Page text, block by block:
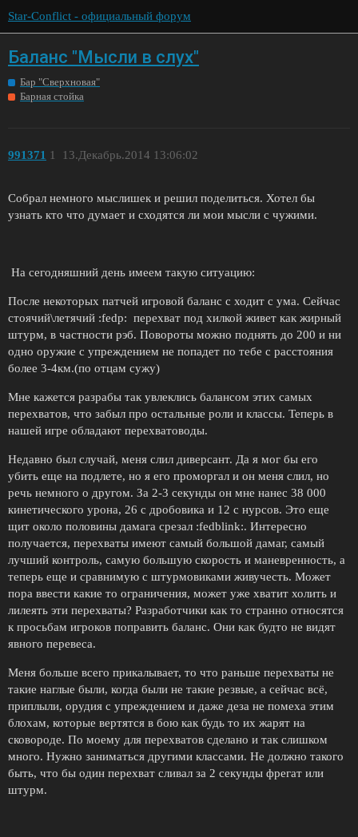
Star-Conflict - официальный форум
Баланс "Мысли в слух"
Бар "Сверхновая"
Барная стойка
991371 13.Декабрь.2014 13:06:02
1
Собрал немного мыслишек и решил поделиться. Хотел бы
узнать кто что думает и сходятся ли мои мысли с чужими.
На сегодняшний день имеем такую ситуацию:
После некоторых патчей игровой баланс с ходит с ума. Сейчас
стоячий\летячий :fedp: перехват под хилкой живет как жирный
штурм, в частности рэб. Повороты можно поднять до 200 и ни
одно оружие с упреждением не попадет по тебе с расстояния
более 3-4км.(по отцам сужу)
Мне кажется разрабы так увлеклись балансом этих самых
перехватов, что забыл про остальные роли и классы. Теперь в
нашей игре обладают перехватоводы.
Недавно был случай, меня слил диверсант. Да я мог бы его
убить еще на подлете, но я его проморгал и он меня слил, но
речь немного о другом. За 2-3 секунды он мне нанес 38 000
кинетического урона, 26 с дробовика и 12 с нурсов. Это еще
щит около половины дамага срезал :fedblink:. Интересно
получается, перехваты имеют самый большой дамаг, самый
лучший контроль, самую большую скорость и маневренность, а
теперь еще и сравнимую с штурмовиками живучесть. Может
пора ввести какие то ограничения, может уже хватит холить и
лилеять эти перехваты? Разработчики как то странно относятся
к просьбам игроков поправить баланс. Они как будто не видят
явного перевеса.
Меня больше всего прикалывает, то что раньше перехваты не
такие наглые были, когда были не такие резвые, а сейчас всё,
приплыли, орудия с упреждением и даже деза не помеха этим
блохам, которые вертятся в бою как будь то их жарят на
сковороде. По моему для перехватов сделано и так слишком
много. Нужно заниматься другими классами. Не должно такого
быть, что бы один перехват сливал за 2 секунды фрегат или
штурм.